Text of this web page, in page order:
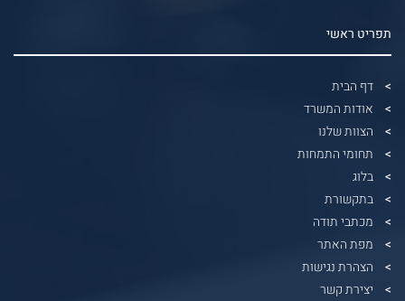
תפריט ראשי
דף הבית
אודות המשרד
הצוות שלנו
תחומי התמחות
בלוג
בתקשורת
מכתבי תודה
מפת האתר
הצהרת נגישות
יצירת קשר